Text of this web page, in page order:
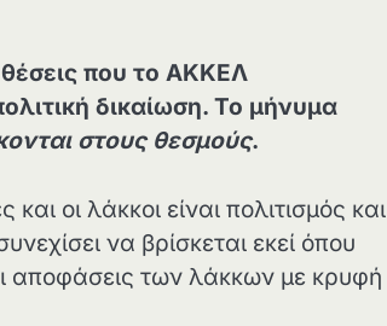
θέσεις που το ΑΚΚΕΛ
δικαίωση. Το μήνυμα
στους θεσμούς.
οι λάκκοι είναι πολιτισμός και
να βρίσκεται εκεί όπου
αποφάσεις των λάκκων με κρυφή